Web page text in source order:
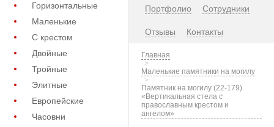
Горизонтальные
Маленькие
С крестом
Двойные
Тройные
Элитные
Европейские
Часовни
Портфолио Сотрудники
Отзывы Контакты
Главная
Маленькие памятники на могилу
Памятник на могилу (22-179)
«Вертикальная стела с
православным крестом и
ангелом»